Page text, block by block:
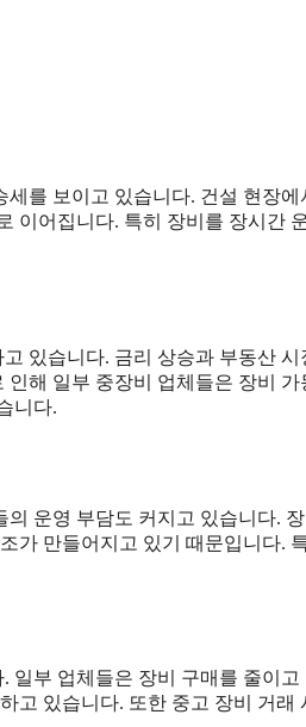
를 보이고 있습니다. 건설 현장에
이어집니다. 특히 장비를 장시간
있습니다. 금리 상승과 부동산
해 일부 중장비 업체들은 장비
니다.
운영 부담도 커지고 있습니다.
만들어지고 있기 때문입니다.
부 업체들은 장비 구매를 줄이고
고 있습니다. 또한 중고 장비 거래